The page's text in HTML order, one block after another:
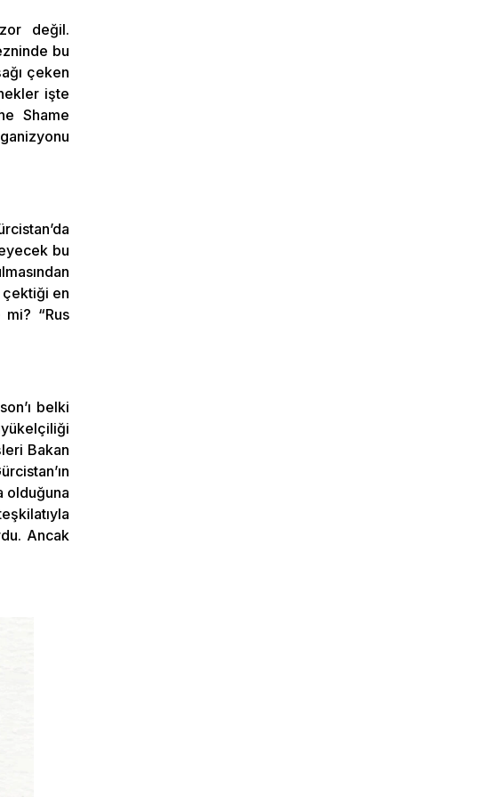
değil.
bu
çeken
işte
Shame
bu
çektiği en
mi? “Rus
belki
Bakan
olduğuna
Ancak